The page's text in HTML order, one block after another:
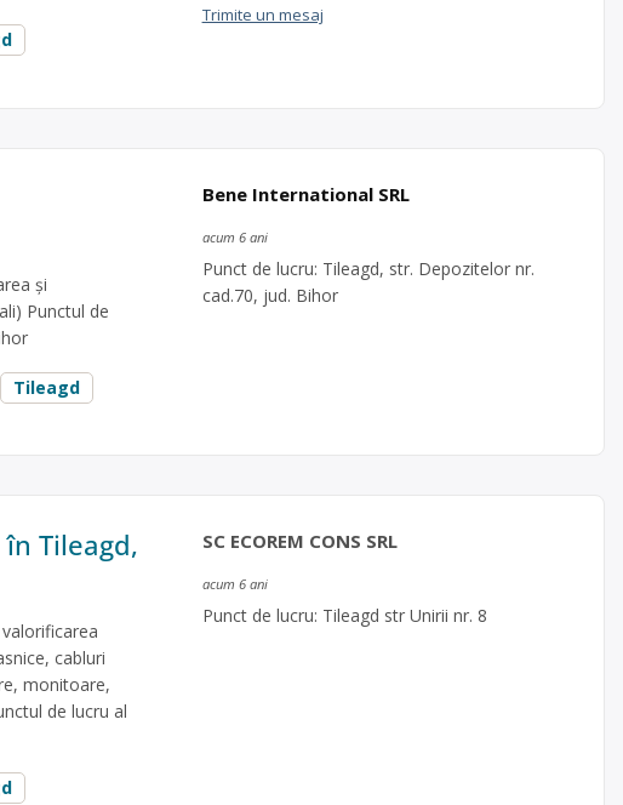
Trimite un mesaj
și
Punctul de
Tileagd
Bene International SRL
acum 6 ani
Punct de lucru: Tileagd, str. Depozitelor nr.
cad.70, jud. Bihor
Tileagd,
cabluri
monitoare,
de lucru al
SC ECOREM CONS SRL
acum 6 ani
Punct de lucru: Tileagd str Unirii nr. 8